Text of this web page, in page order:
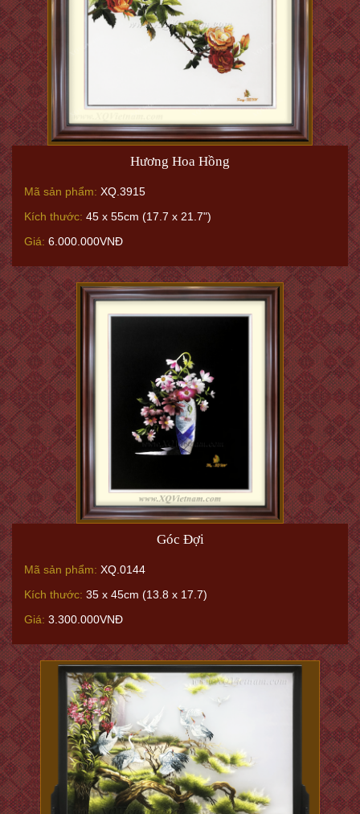
Hương Hoa Hồng
Mã sản phẩm: XQ.3915
Kích thước: 45 x 55cm (17.7 x 21.7")
Giá: 6.000.000VNĐ
Góc Đợi
Mã sản phẩm: XQ.0144
Kích thước: 35 x 45cm (13.8 x 17.7)
Giá: 3.300.000VNĐ